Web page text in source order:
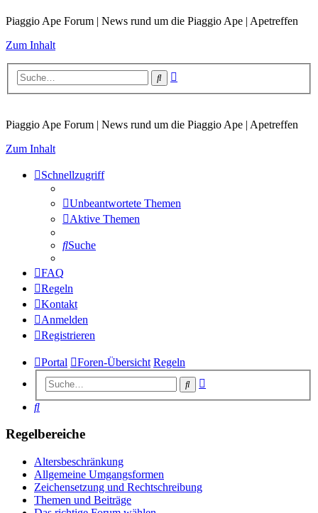
Piaggio Ape Forum | News rund um die Piaggio Ape | Apetreffen
Zum Inhalt
Suche
Piaggio Ape Forum | News rund um die Piaggio Ape | Apetreffen
Zum Inhalt
Schnellzugriff
Unbeantwortete Themen
Aktive Themen
Suche
FAQ
Regeln
Kontakt
Anmelden
Registrieren
Portal Foren-Übersicht Regeln
Suche
Suche
Regelbereiche
Altersbeschränkung
Allgemeine Umgangsformen
Zeichensetzung und Rechtschreibung
Themen und Beiträge